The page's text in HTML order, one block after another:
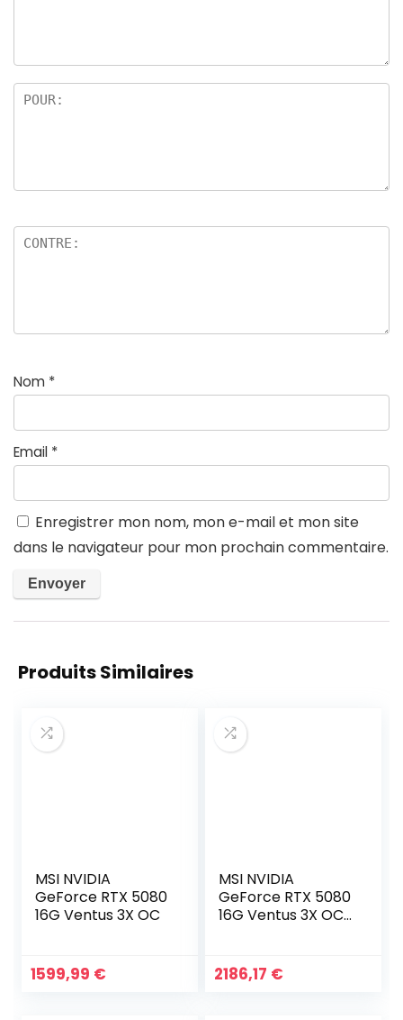
Nom *
Email *
Enregistrer mon nom, mon e-mail et mon site
dans le navigateur pour mon prochain commentaire.
Produits Similaires
MSI NVIDIA
GeForce RTX 5080
16G Ventus 3X OC
1599,99 €
MSI NVIDIA
GeForce RTX 5080
16G Ventus 3X OC
2186,17 €